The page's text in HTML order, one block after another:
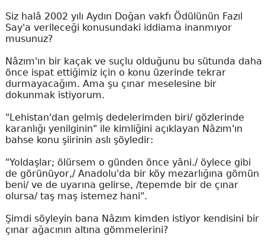
Siz halâ 2002 yılı Aydın Doğan vakfı Ödülünün Fazıl
Say'a verileceği konusundaki iddiama inanmıyor
musunuz?
Nâzım'ın bir kaçak ve suçlu olduğunu bu sütunda daha
önce ispat ettiğimiz için o konu üzerinde tekrar
durmayacağım. Ama şu çınar meselesine bir
dokunmak istiyorum.
"Lehistan'dan gelmiş dedelerimden biri/ gözlerinde
karanlığı yenilginin" ile kimliğini açıklayan Nâzım'ın
bahse konu şiirinin aslı şöyledir:
"Yoldaşlar; ölürsem o günden önce yâni./ öylece gibi
de görünüyor,/ Anadolu'da bir köy mezarlığına gömün
beni/ ve de uyarına gelirse, /tepemde bir de çınar
olursa/ taş maş istemez hani".
Şimdi söyleyin bana Nâzım kimden istiyor kendisini bir
çınar ağacının altına gömmelerini?